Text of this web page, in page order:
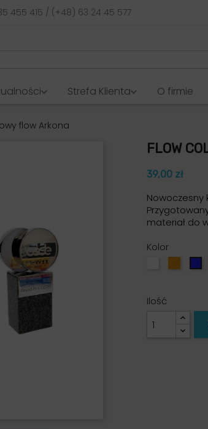
455 415 / (+48) 63 24 45 577
Strefa Klienta O firmie
flow Arkona
FLOW
39,00 zł
Nowoczesny
materiał do
Kolor
Ilość